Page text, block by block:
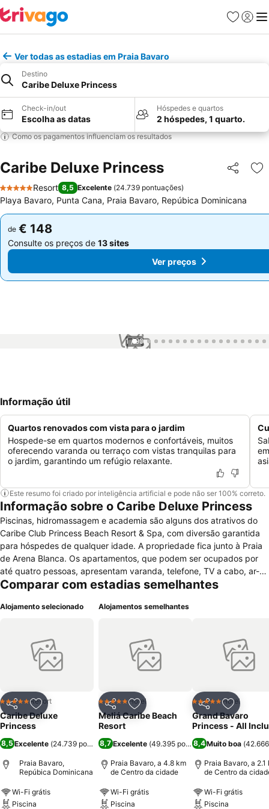
Favoritos
Iniciar
Ver todas as estadias em Praia Bavaro
Destino
Caribe Deluxe Princess
Check-in/out
Escolha as datas
Hóspedes e quartos
2 hóspedes, 1 quarto.
Como os pagamentos influenciam os resultados
Caribe Deluxe Princess Partilhar
5 Estrelas
Resort 8,5 Excelente (24.739 pontuações)
Playa Bavaro, Punta Cana, Praia Bavaro, Repúbica Dominicana
de € 148
Consulte os preços de 13 sites
de € 148
Consulte os preços de 13 sites
Ver preços
1 / 99
Informação útil
Quartos renovados com vista para o jardim
Hospede-se em quartos modernos e confortáveis, muitos
oferecendo varanda ou terraço com vistas tranquilas para
o jardim, garantindo um refúgio relaxante.
Este resumo foi criado por inteligência artificial e pode não ser 100% correto.
Informação sobre o Caribe Deluxe Princess
Piscinas, hidromassagem e academia são alguns dos atrativos do
Caribe Club Princess Beach Resort & Spa, com diversão garantida
para hóspedes de qualquer idade. A propriedade fica junto à Praia
de Arena Blanca. Os apartamentos, que podem ser ocupados por
até quatro pessoas, apresentam varanda, telefone, TV a cabo, ar-
condicionado, frigobar e cofre. Alguns quartos têm cafeteira, ferro e
Club Princess Beach Resort & Spa possui áreas para crianças e
bicicletas e brincar nos jogos de mesa. O Wi-Fi é gratuito nas áreas
comuns. A propriedade funciona no sistema all-inclusive, com
diárias que contemplam todas as refeições. Entre os seis
gastronomia asiática, e o Mamma Mia, com comida italiana. Há
quatro bares no hotel. O Museu de Aromas fica a aproximadamente
seis quilômetros. Dirigindo, leva-se menos de meia hora até o
Comparar com estadias semelhantes
Alojamento selecionado
PartilharAdicionar aos favoritos
5 EstrelasResort
Caribe Deluxe
Princess
8,5 Excelente (24.739 pontuações)
Praia Bavaro,
Repúbica Dominicana
Wi-Fi grátis
Piscina
Alojamentos semelhantes
PartilharAdicionar aos favoritos
5 EstrelasHotel
Meliá Caribe Beach
Resort
8,7 Excelente (49.395 pontuações)
Praia Bavaro, a 4.8 km
de Centro da cidade
Wi-Fi grátis
Piscina
Partilhar
5 EstrelasHotel
Grand Bavaro
Princess - All
8,4Muito boa (
Praia Bavaro, a 2.1
de Centro da
Wi-Fi grátis
Piscina